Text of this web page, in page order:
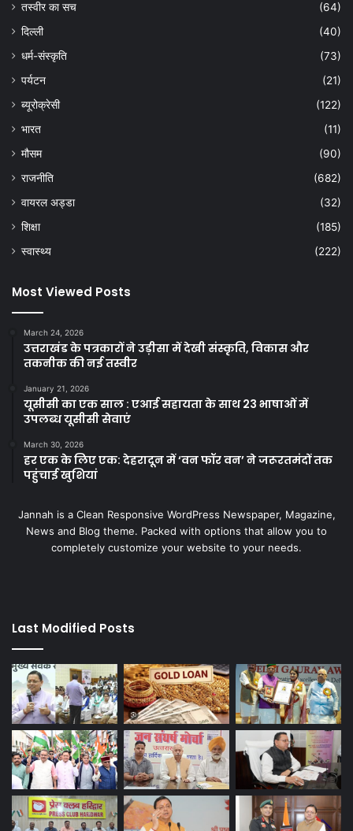
तस्वीर का सच
(64)
दिल्ली
(40)
धर्म-संस्कृति
(73)
पर्यटन
(21)
ब्यूरोक्रेसी
(122)
भारत
(11)
मौसम
(90)
राजनीति
(682)
वायरल अड्डा
(32)
शिक्षा
(185)
स्वास्थ्य
(222)
Most Viewed Posts
March 24, 2026
उत्तराखंड के पत्रकारों ने उड़ीसा में देखी संस्कृति, विकास और
तकनीक की नई तस्वीर
January 21, 2026
यूसीसी का एक साल : एआई सहायता के साथ 23 भाषाओं में
उपलब्ध यूसीसी सेवाएं
March 30, 2026
हर एक के लिए एक: देहरादून में ‘वन फॉर वन’ ने जरूरतमंदों तक
पहुंचाई खुशियां
Jannah is a Clean Responsive WordPress Newspaper, Magazine,
News and Blog theme. Packed with options that allow you to
completely customize your website to your needs.
Last Modified Posts